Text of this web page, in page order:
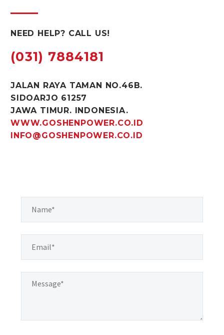
NEED HELP? CALL US!
(031) 7884181
JALAN RAYA TAMAN NO.46B.
SIDOARJO 61257
JAWA TIMUR. INDONESIA.
WWW.GOSHENPOWER.CO.ID
INFO@GOSHENPOWER.CO.ID